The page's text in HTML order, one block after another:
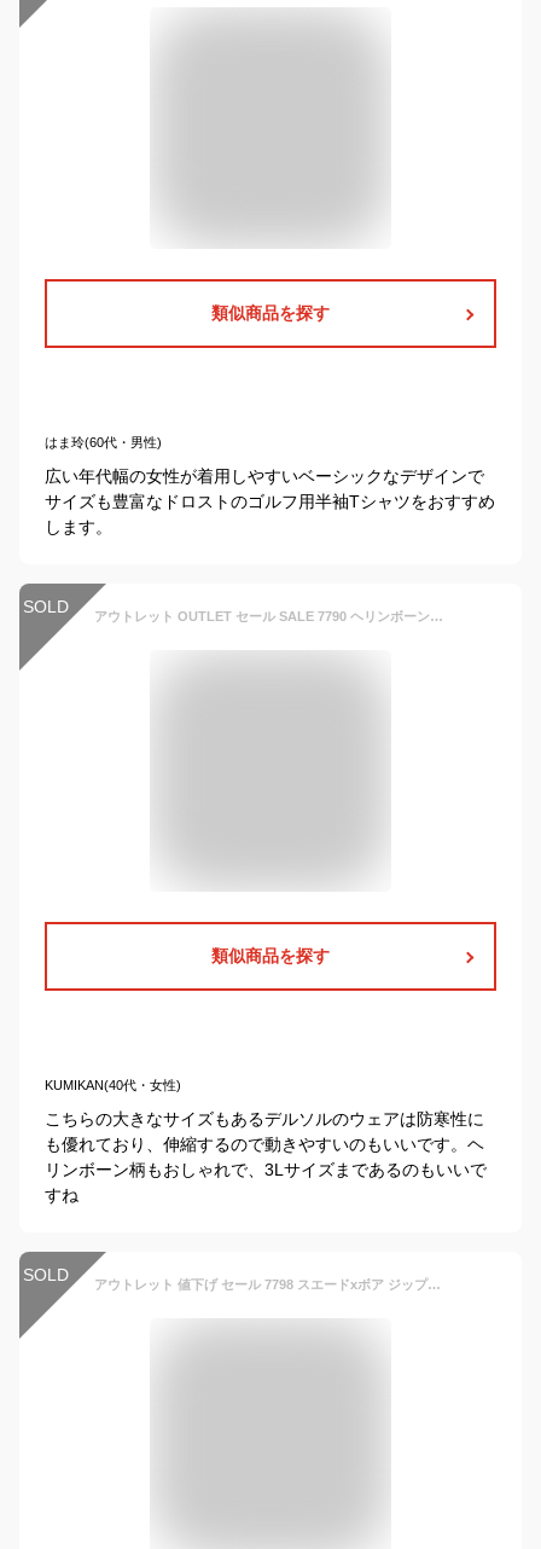
類似商品を探す
はま玲(60代・男性)
広い年代幅の女性が着用しやすいベーシックなデザインで
サイズも豊富なドロストのゴルフ用半袖Tシャツをおすすめ
します。
SOLD アウトレット OUTLET セール SALE 7790 ヘリンボーン柄 タートルネックニット レディース ゴルフウェア デルソル ゴルフ LL 3L 大きいサイズ 伸縮性 秋冬 ニット トップス ゆったり 女性用 レーヨン タートルネック 長袖 セーター ゴルフウエア 寒さ対策 防寒対策
類似商品を探す
KUMIKAN(40代・女性)
こちらの大きなサイズもあるデルソルのウェアは防寒性に
も優れており、伸縮するので動きやすいのもいいです。ヘ
リンボーン柄もおしゃれで、3Lサイズまであるのもいいで
すね
SOLD アウトレット 値下げ セール 7798 スエードxボア ジップベスト ジップアップ 防寒 ボア ベスト レディース ゴルフウェア デルソル ゴルフ M LL 3L 大きいサイズ 伸縮性 秋冬 冬 ゆったり ボア ポケット セットアップ ブラウン カーキ アウター 暖かい BROWN KHAKI 女性用